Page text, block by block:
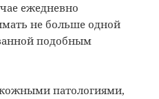
ежедневно
не больше одной
подобным
патологиями,